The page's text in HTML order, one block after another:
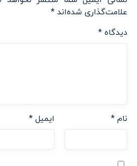
علامت‌گذاری شده‌اند *
دیدگاه *
نام * ایمیل*